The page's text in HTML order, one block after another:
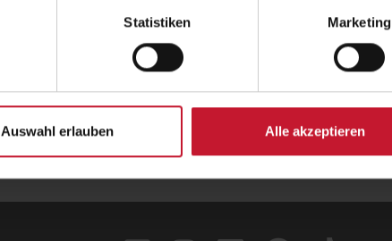
Statistiken Marketing
Auswahl erlauben Alle akzeptieren
28.08.2025, 17:00 Uhr